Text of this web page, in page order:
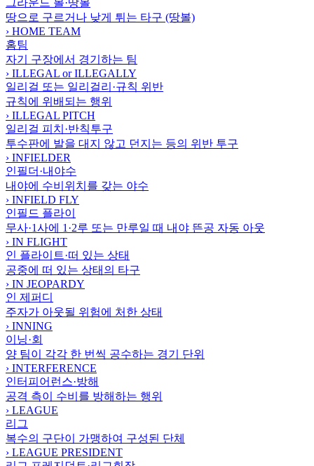
그라운드 볼·땅볼
땅으로 구르거나 낮게 튀는 타구 (땅볼)
› HOME TEAM
홈팀
자기 구장에서 경기하는 팀
› ILLEGAL or ILLEGALLY
일리걸 또는 일리걸리·규칙 위반
규칙에 위배되는 행위
› ILLEGAL PITCH
일리걸 피치·반칙투구
투수판에 발을 대지 않고 던지는 등의 위반 투구
› INFIELDER
인필더·내야수
내야에 수비위치를 갖는 야수
› INFIELD FLY
인필드 플라이
무사·1사에 1·2루 또는 만루일 때 내야 뜬공 자동 아웃
› IN FLIGHT
인 플라이트·떠 있는 상태
공중에 떠 있는 상태의 타구
› IN JEOPARDY
인 제퍼디
주자가 아웃될 위험에 처한 상태
› INNING
이닝·회
양 팀이 각각 한 번씩 공수하는 경기 단위
› INTERFERENCE
인터피어런스·방해
공격 측이 수비를 방해하는 행위
› LEAGUE
리그
복수의 구단이 가맹하여 구성된 단체
› LEAGUE PRESIDENT